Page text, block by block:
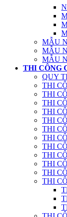
MẪU
MẪU
MẪU
THI CÔNG
QUY
THI
THI
THI
THI
THI
THI
THI
THI
THI
THI
THI
THI